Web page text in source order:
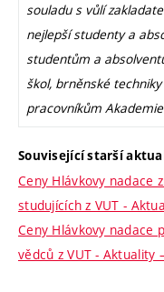
souladu s vůlí
nejlepší studenty a
studentům a
škol, brněnské
pracovníkům
Související starší
Ceny Hlávkovy nadace
studujících z VUT -
Ceny Hlávkovy nadace
vědců z VUT - Aktuality